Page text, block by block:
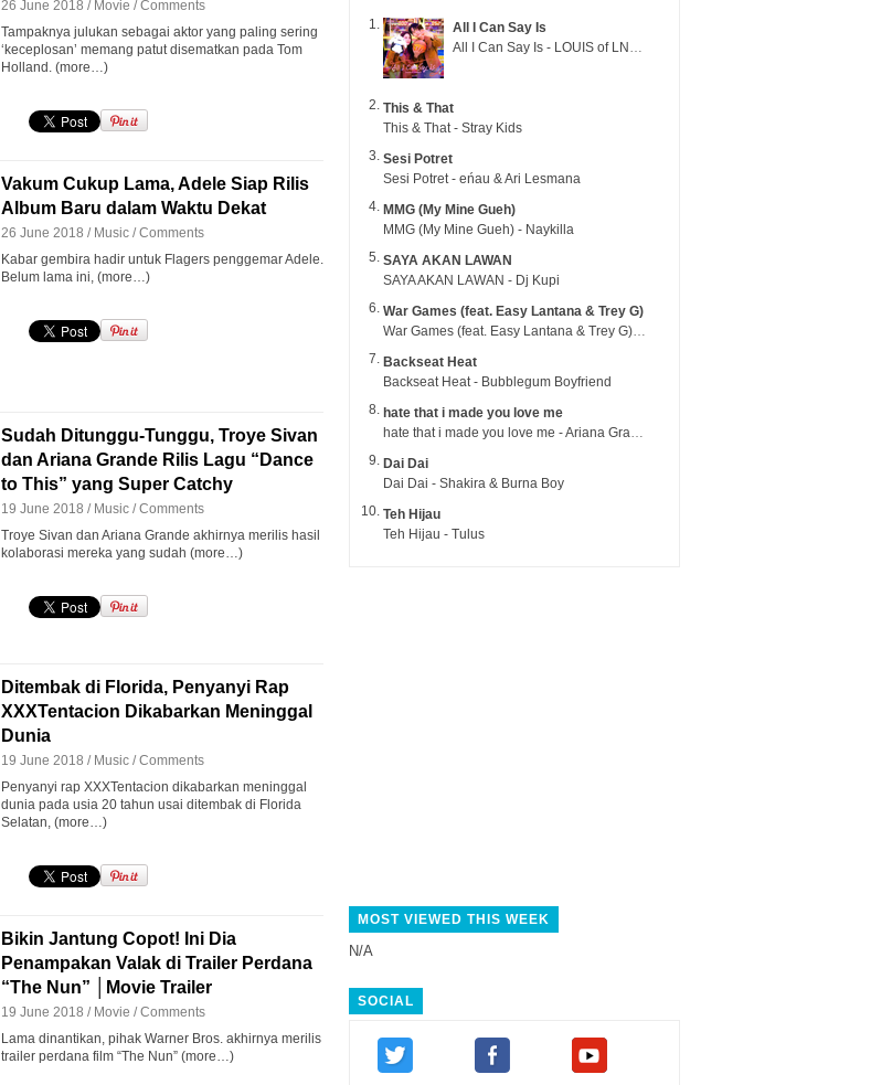
26 June 2018 / Movie /Comments
Tampaknya julukan sebagai aktor yang paling sering
‘keceplosan’ memang patut disematkan pada Tom
Holland. (more…)
Vakum Cukup Lama, Adele Siap Rilis
Album Baru dalam Waktu Dekat
26 June 2018 / Music /Comments
Kabar gembira hadir untuk Flagers penggemar Adele.
Belum lama ini, (more…)
Sudah Ditunggu-Tunggu, Troye Sivan
dan Ariana Grande Rilis Lagu “Dance
to This” yang Super Catchy
19 June 2018 / Music /Comments
Troye Sivan dan Ariana Grande akhirnya merilis hasil
kolaborasi mereka yang sudah (more…)
Ditembak di Florida, Penyanyi Rap
XXXTentacion Dikabarkan Meninggal
Dunia
19 June 2018 / Music /Comments
Penyanyi rap XXXTentacion dikabarkan meninggal
dunia pada usia 20 tahun usai ditembak di Florida
Selatan, (more…)
Bikin Jantung Copot! Ini Dia
Penampakan Valak di Trailer Perdana
“The Nun” │Movie Trailer
19 June 2018 / Movie /Comments
Lama dinantikan, pihak Warner Bros. akhirnya merilis
trailer perdana film “The Nun” (more…)
All I Can Say Is
All I Can Say Is - LOUIS of LNGSHOT
This & That
This & That - Stray Kids
Sesi Potret
Sesi Potret - eńau & Ari Lesmana
MMG (My Mine Gueh)
MMG (My Mine Gueh) - Naykilla
SAYA AKAN LAWAN
SAYA AKAN LAWAN - Dj Kupi
War Games (feat. Easy Lantana & Trey G)
War Games (feat. Easy Lantana & Trey G) - Trub
Backseat Heat
Backseat Heat - Bubblegum Boyfriend
hate that i made you love me
hate that i made you love me - Ariana Grande
Dai Dai
Dai Dai - Shakira & Burna Boy
Teh Hijau
Teh Hijau - Tulus
MOST VIEWED THIS WEEK
N/A
SOCIAL